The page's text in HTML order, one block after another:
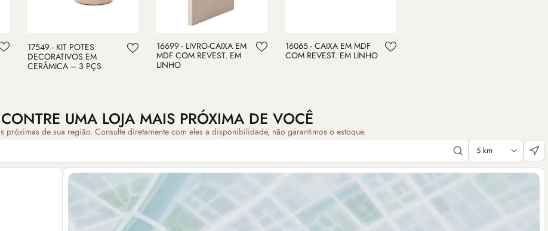
17549 - KIT POTES
DECORATIVOS EM
CERÂMICA – 3 PÇS
16699 - LIVRO-CAIXA EM
MDF COM REVEST. EM
LINHO
16065 - CAIXA EM MDF
COM REVEST. EM LINHO
UMA LOJA MAIS PRÓXIMA DE VOCÊ
próximas de sua região. Consulte diretamente com eles a disponibilidade, não garantimos o estoque.